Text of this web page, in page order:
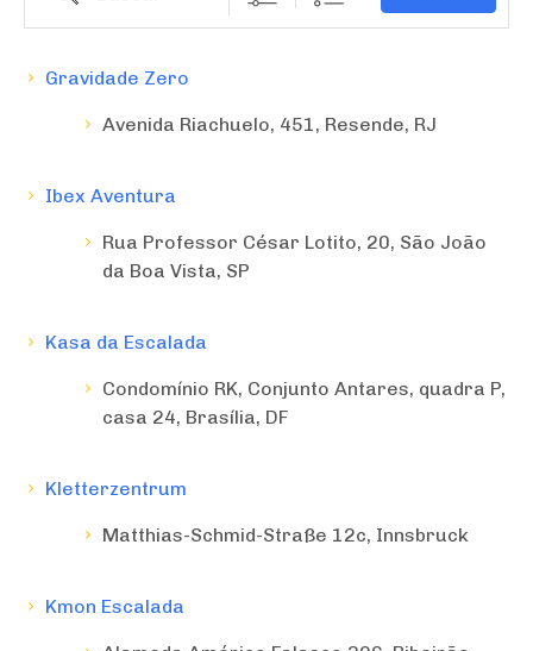
Gravidade Zero
Avenida Riachuelo, 451, Resende, RJ
Ibex Aventura
Rua Professor César Lotito, 20, São João
da Boa Vista, SP
Kasa da Escalada
Condomínio RK, Conjunto Antares, quadra P,
casa 24, Brasília, DF
Kletterzentrum
Matthias-Schmid-Straße 12c, Innsbruck
Kmon Escalada